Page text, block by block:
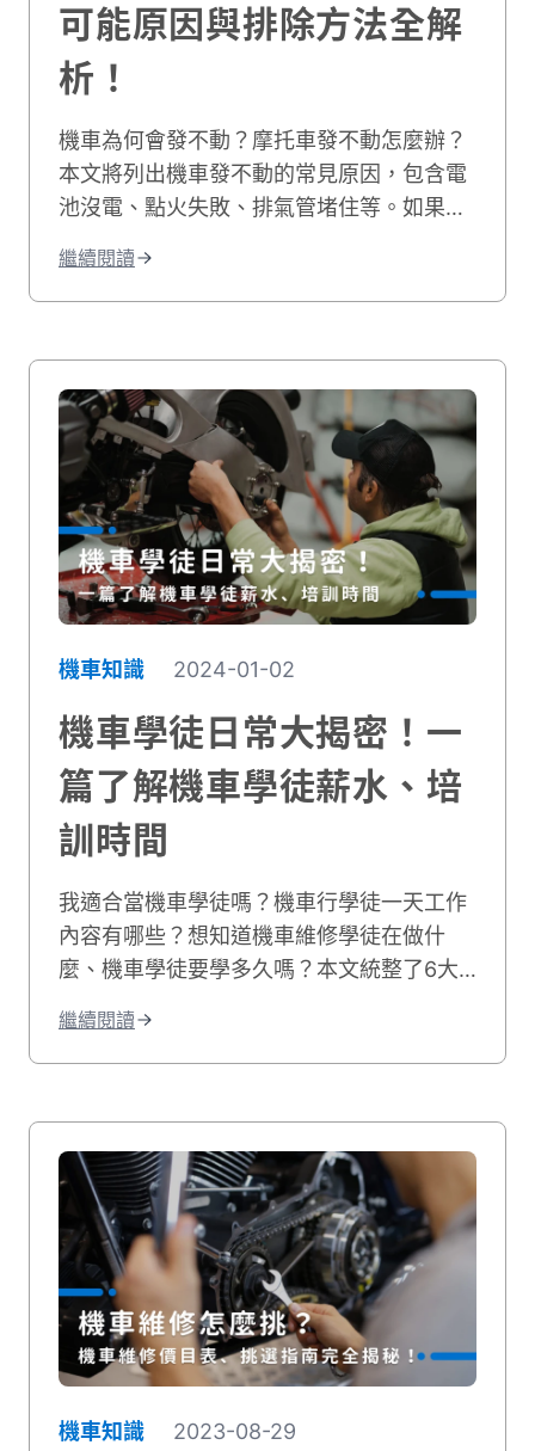
可能原因與排除方法全解
析！
機車為何會發不動？摩托車發不動怎麼辦？
本文將列出機車發不動的常見原因，包含電
池沒電、點火失敗、排氣管堵住等。如果您
除的方法，讓您快速解決機車無法發動的困
境！
繼續閱讀
機車知識 2024-01-02
機車學徒日常大揭密！一
篇了解機車學徒薪水、培
訓時間
我適合當機車學徒嗎？機車行學徒一天工作
內容有哪些？想知道機車維修學徒在做什
麼、機車學徒要學多久嗎？本文統整了6大
機車學徒薪水，最後也附上相關職缺給想學
修機車的你！
繼續閱讀
機車知識 2023-08-29